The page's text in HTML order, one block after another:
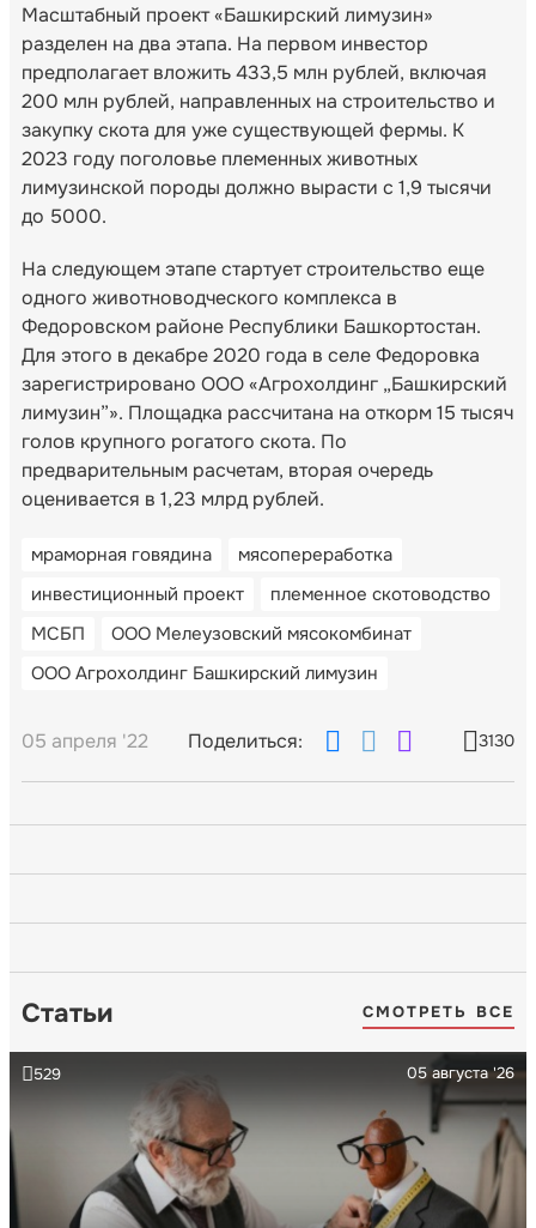
Масштабный проект «Башкирский лимузин»
разделен на два этапа. На первом инвестор
предполагает вложить 433,5 млн рублей, включая
200 млн рублей, направленных на строительство и
закупку скота для уже существующей фермы. К
2023 году поголовье племенных животных
лимузинской породы должно вырасти с 1,9 тысячи
до 5000.
На следующем этапе стартует строительство еще
одного животноводческого комплекса в
Федоровском районе Республики Башкортостан.
Для этого в декабре 2020 года в селе Федоровка
зарегистрировано ООО «Агрохолдинг „Башкирский
лимузин”». Площадка рассчитана на откорм 15 тысяч
голов крупного рогатого скота. По
предварительным расчетам, вторая очередь
оценивается в 1,23 млрд рублей.
мраморная говядина
мясопереработка
инвестиционный проект
племенное скотоводство
МСБП
ООО Мелеузовский мясокомбинат
ООО Агрохолдинг Башкирский лимузин
05 апреля '22 Поделиться: 3130
Статьи СМОТРЕТЬ ВСЕ
05 августа '26
529